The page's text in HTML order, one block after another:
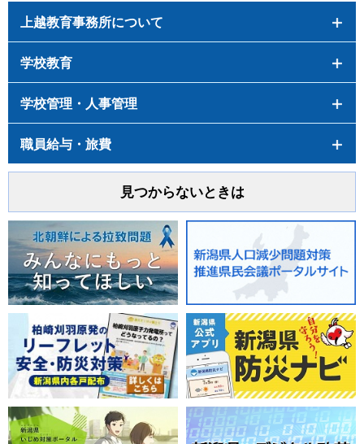
上越教育事務所について
学校教育
学校管理・人事管理
職員給与・旅費
見つからないときは